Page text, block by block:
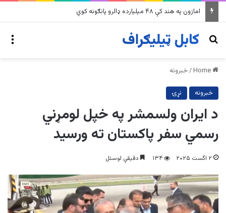
په وینزویلا کې زورورو زلزلو پراخ زیانونه اړولي
Search for
/خبرونه
خبرونه نړۍ
د ایران ولسمشر په خپل لومړني
رسمي سفر پاکستان ته ورسید
۲ اگست ۲۰۲۵ ۱۳۴ دقیقې لوستل